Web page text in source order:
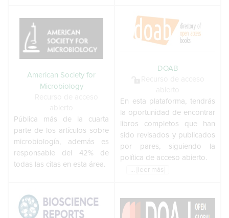
American Society for
Microbiology
Pública más de la cuarta
parte de los artículos sobre
microbiología, además es
responsable del 42% de
todas las citas en esta área.
DOAB
En esta plataforma, tendrás
la oportunidad de encontrar
libros completos que han
sido revisados y publicados
por pares, siguiendo la
política de acceso abierto.
... [leer más]